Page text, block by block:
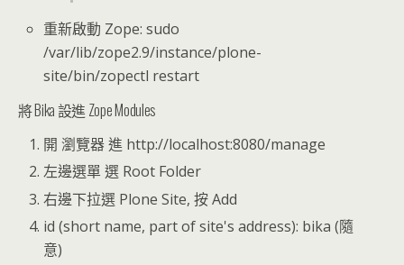
重新啟動 Zope: sudo
/var/lib/zope2.9/instance/plone-
site/bin/zopectl restart
將 Bika 設進 Zope Modules
開 瀏覽器 進 http://localhost:8080/manage
左邊選單 選 Root Folder
右邊下拉選 Plone Site, 按 Add
id (short name, part of site's address): bika (隨
意)